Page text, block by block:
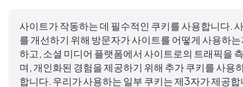
사이트가 작동하는 데 필수적인 쿠키를 사용합니다.
를 개선하기 위해 방문자가 사이트를 어떻게 사용하는
하고, 소셜 미디어 플랫폼에서 사이트로의 트래픽을
며, 개인화된 경험을 제공하기 위해 추가 쿠키를 사용
합니다. 우리가 사용하는 일부 쿠키는 제3자가 제공합